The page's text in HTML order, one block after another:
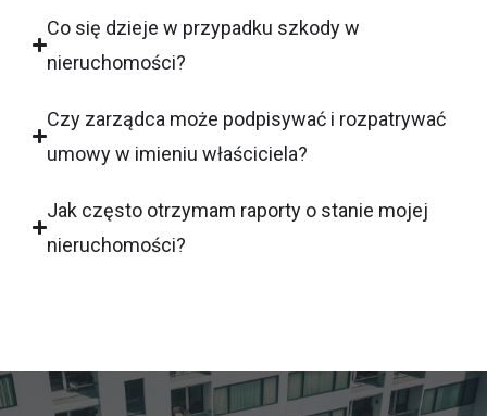
Co się dzieje w przypadku szkody w
nieruchomości?
Czy zarządca może podpisywać i rozpatrywać
umowy w imieniu właściciela?
Jak często otrzymam raporty o stanie mojej
nieruchomości?